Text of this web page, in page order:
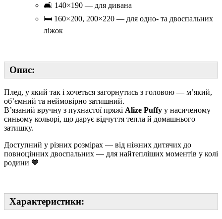
🛋️ 140×190 — для дивана
🛏️ 160×200, 200×220 — для одно- та двоспальних
ліжок
Опис:
Плед, у який так і хочеться загорнутись з головою — м’який,
об’ємний та неймовірно затишний.
В’язаний вручну з пухнастої пряжі Alize Puffy у насиченому
синьому кольорі, що дарує відчуття тепла й домашнього
затишку.
Доступний у різних розмірах — від ніжних дитячих до
повноцінних двоспальних — для найтепліших моментів у колі
родини 💙
Характеристики: